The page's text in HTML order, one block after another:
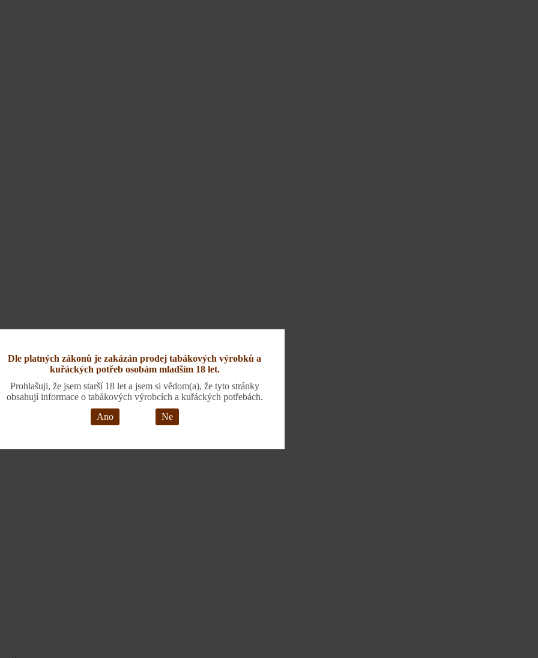
Dle platných zákonů je zakázán prodej tabákových výrobků a
kuřáckých potřeb osobám mladším 18 let.
Prohlašuji, že jsem starší 18 let a jsem si vědom(a), že tyto stránky
obsahují informace o tabákových výrobcích a kuřáckých potřebách.
Ano
Ne